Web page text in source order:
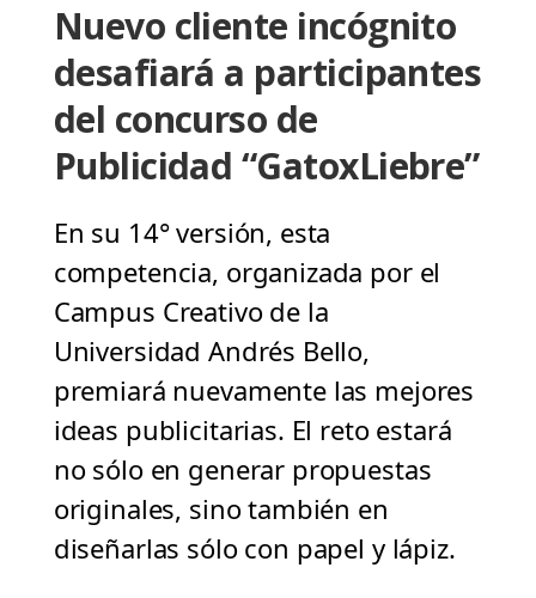
Nuevo cliente incógnito
desafiará a participantes
del concurso de
Publicidad “GatoxLiebre”
En su 14° versión, esta
competencia, organizada por el
Campus Creativo de la
Universidad Andrés Bello,
premiará nuevamente las mejores
ideas publicitarias. El reto estará
no sólo en generar propuestas
originales, sino también en
diseñarlas sólo con papel y lápiz.